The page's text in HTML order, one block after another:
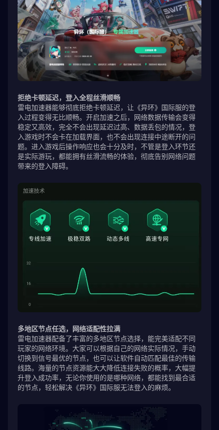
拒绝卡顿延迟，登入全程丝滑顺畅
雷电加速器能够彻底拒绝卡顿延迟，让《异环》国际服的登
入过程变得无比顺畅。开启加速之后，网络数据传输会变得
稳定又高效，完全不会出现延迟过高、数据丢包的情况，登
入游戏时不会卡在加载界面，也不会出现连接中途断开的问
题。进入游戏后操作响应也会十分及时，不管是登入环节还
是实际游玩，都能拥有丝滑流畅的体验，彻底告别网络问题
带来的登入障碍。
多地区节点任选，网络适配性拉满
雷电加速器配备了丰富的多地区节点选择，能完美适配不同
玩家的网络环境。大家可以根据自己的网络实际情况，手动
切换到信号最优的节点，也可以让软件自动匹配最佳的传输
线路。海量的节点资源能大大降低连接失败的概率，大幅提
升登入成功率，无论你使用的是哪种网络，都能找到最合适
的节点，轻松解决《异环》国际服无法登入的麻烦。